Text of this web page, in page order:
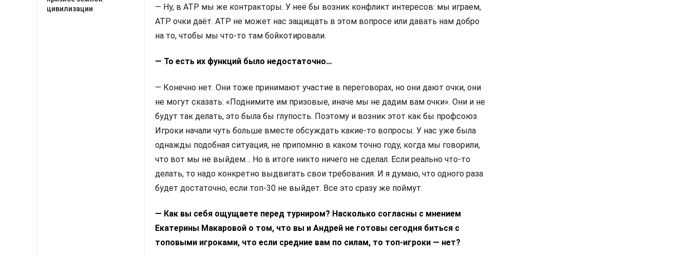
цивилизации
— Ну, в ATP мы же контракторы. У неё бы возник конфликт интересов: мы играем,
ATP очки даёт. ATP не может нас защищать в этом вопросе или давать нам добро
на то, чтобы мы что-то там бойкотировали.
— То есть их функций было недостаточно…
— Конечно нет. Они тоже принимают участие в переговорах, но они дают очки, они
не могут сказать: «Поднимите им призовые, иначе мы не дадим вам очки». Они и не
будут так делать, это была бы глупость. Поэтому и возник этот как бы профсоюз.
Игроки начали чуть больше вместе обсуждать какие-то вопросы. У нас уже была
однажды подобная ситуация, не припомню в каком точно году, когда мы говорили,
что вот мы не выйдем… Но в итоге никто ничего не сделал. Если реально что-то
делать, то надо конкретно выдвигать свои требования. И я думаю, что одного раза
будет достаточно, если топ-30 не выйдет. Все это сразу же поймут.
— Как вы себя ощущаете перед турниром? Насколько согласны с мнением
Екатерины Макаровой о том, что вы и Андрей не готовы сегодня биться с
топовыми игроками, что если средние вам по силам, то топ-игроки — нет?